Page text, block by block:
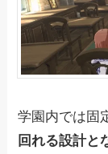
学園内では固
回れる設計と